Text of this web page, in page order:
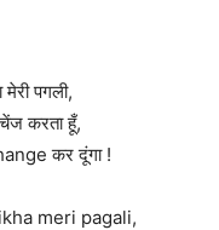
पगली,
करता हूँ,
कर दूंगा !
‪meri pagali,